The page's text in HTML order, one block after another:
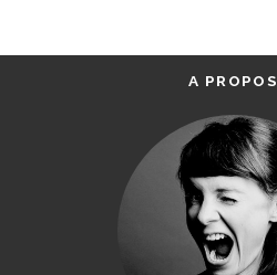
A PROPOS